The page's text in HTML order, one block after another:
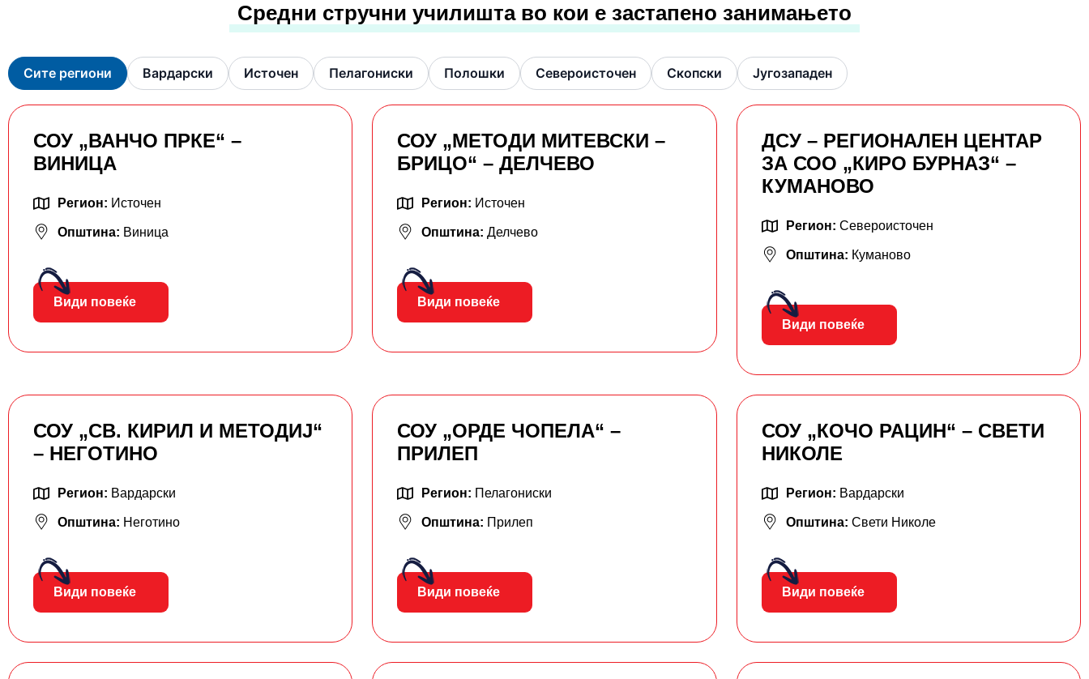
Средни стручни училишта во кои е застапено занимањето
Сите региони Вардарски Источен Пелагониски Полошки Североисточен Скопски Југозападен
СОУ „ВАНЧО ПРКЕ“ –
ВИНИЦА
Регион: Источен
Општина: Виница
Види повеќе
СОУ „МЕТОДИ МИТЕВСКИ –
БРИЦО“ – ДЕЛЧЕВО
Регион: Источен
Општина:Делчево
Види повеќе
ДСУ – РЕГИОНАЛЕН ЦЕНТАР
ЗА СОО „КИРО БУРНАЗ“ –
КУМАНОВО
Регион: Североисточен
Општина: Куманово
Види повеќе
СОУ „СВ. КИРИЛ И МЕТОДИЈ“
– НЕГОТИНО
Регион: Вардарски
Општина: Неготино
Види повеќе
СОУ „ОРДЕ ЧОПЕЛА“ –
ПРИЛЕП
Регион: Пелагониски
Општина: Прилеп
Види повеќе
СОУ „КОЧО РАЦИН“ – СВЕТИ
НИКОЛЕ
Регион: Вардарски
Општина: Свети Николе
Види повеќе